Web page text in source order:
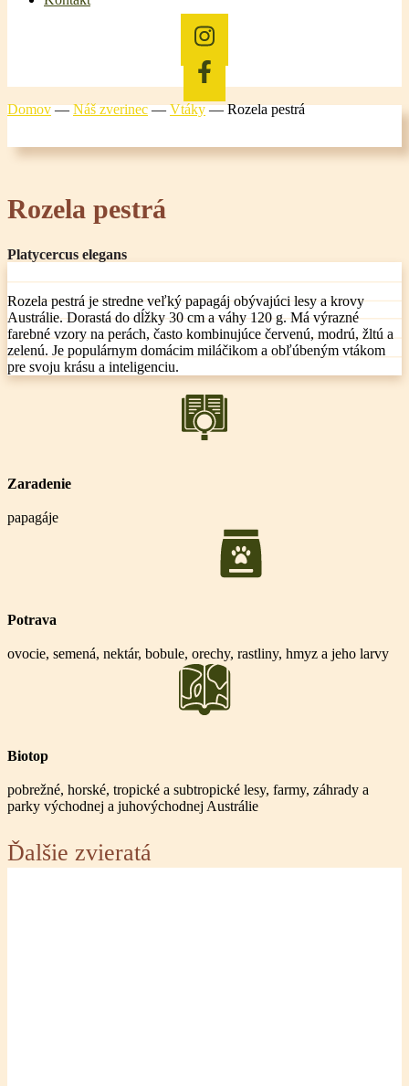
Domov—Náš zverinec—Vtáky—Rozela pestrá
Rozela pestrá
Platycercus elegans
Rozela pestrá je stredne veľký papagáj obývajúci lesy a krovy
Austrálie. Dorastá do dĺžky 30 cm a váhy 120 g. Má výrazné
farebné vzory na perách, často kombinujúce červenú, modrú, žltú a
zelenú. Je populárnym domácim miláčikom a obľúbeným vtákom
pre svoju krásu a inteligenciu.
Zaradenie
papagáje
Potrava
ovocie, semená, nektár, bobule, orechy, rastliny, hmyz a jeho larvy
Biotop
pobrežné, horské, tropické a subtropické lesy, farmy, záhrady a
parky východnej a juhovýchodnej Austrálie
Ďalšie zvieratá